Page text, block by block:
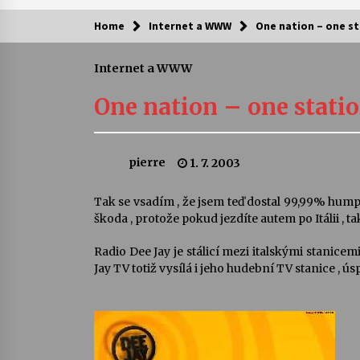
Kam za kulturou?
Camerata a Sukuba Ensemble
4. 8. 2026
Pozvánka na integrační festival
Quijotova šedesátka: 28. 7.–1. 8.
28. 7. 2026
Miller
22. 7. 2026
Želivě ožije odkaz Josefa Čapka
Home Internet a WWW One nation – one
Internet a WWW
One nation – one
pierre 1. 7. 2003
Tak se vsadím , že jsem teď dostal 99,99%
škoda , protože pokud jezdíte autem po Itálii ,
Radio Dee Jay je stálicí mezi italskými
Jay TV totiž vysílá i jeho hudební TV stanice ,